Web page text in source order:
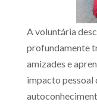
A voluntária
profundamente
amizades e
impacto pessoal